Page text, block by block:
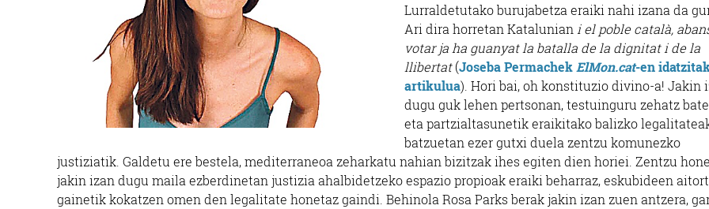
Lurraldetutako burujabetza eraiki nahi izana da
Ari dira horretan Katalunian i el poble català,
votar ja ha guanyat la batalla de la dignitat i de la
llibertat(Joseba Permachek ElMon.cat-en
artikulua). Hori bai, oh konstituzio divino-a! Jakin
dugu guk lehen pertsonan, testuinguru zehatz
eta partzialtasunetik eraikitako balizko
batzuetan ezer gutxi duela zentzu komunezko
justiziatik. Galdetu ere bestela, mediterraneoa zeharkatu nahian bizitzak ihes egiten dien horiei. Zentzu
jakin izan dugu maila ezberdinetan justizia ahalbidetzeko espazio propioak eraiki beharraz, eskubideen
gainetik kokatzen omen den legalitate honetaz gaindi. Behinola Rosa Parks berak jakin izan zuen antzera,